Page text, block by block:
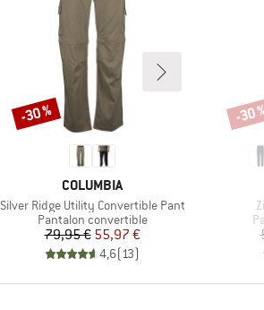
MARQUE
COLUMBIA
Article
Silver Ridge Utility Convertible Pant
Product group
Pantalon convertible
Prix
79,95 €Prix réduit
55,97 €
4,6(13)
Remise
-30 % -30